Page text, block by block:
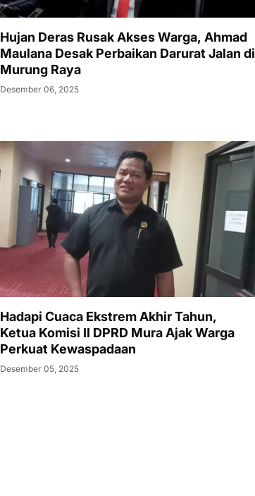
Hujan Deras Rusak Akses Warga, Ahmad
Maulana Desak Perbaikan Darurat Jalan di
Murung Raya
Desember 06, 2025
Hadapi Cuaca Ekstrem Akhir Tahun,
Ketua Komisi II DPRD Mura Ajak Warga
Perkuat Kewaspadaan
Desember 05, 2025